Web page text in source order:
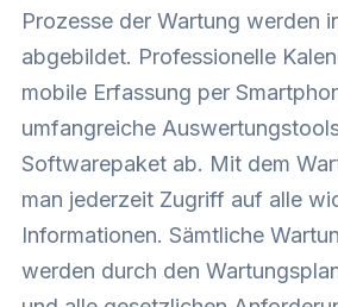
Prozesse der Wartung werden
abgebildet. Professionelle
mobile Erfassung per
umfangreiche
Softwarepaket ab. Mit dem
man jederzeit Zugriff auf alle
Informationen. Sämtliche
werden durch den